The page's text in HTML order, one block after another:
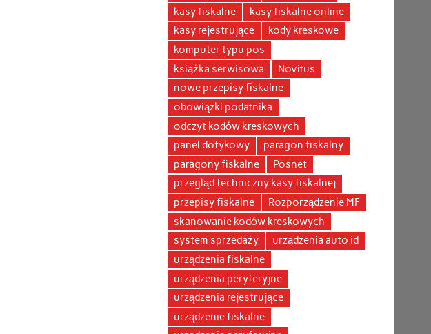
kasy fiskalne
kasy fiskalne online
kasy rejestrujące
kody kreskowe
komputer typu pos
książka serwisowa
Novitus
nowe przepisy fiskalne
obowiązki podatnika
odczyt kodów kreskowych
panel dotykowy
paragon fiskalny
paragony fiskalne
Posnet
przegląd techniczny kasy fiskalnej
przepisy fiskalne
Rozporządzenie MF
skanowanie kodów kreskowych
system sprzedaży
urządzenia auto id
urządzenia fiskalne
urządzenia peryferyjne
urządzenia rejestrujące
urządzenie fiskalne